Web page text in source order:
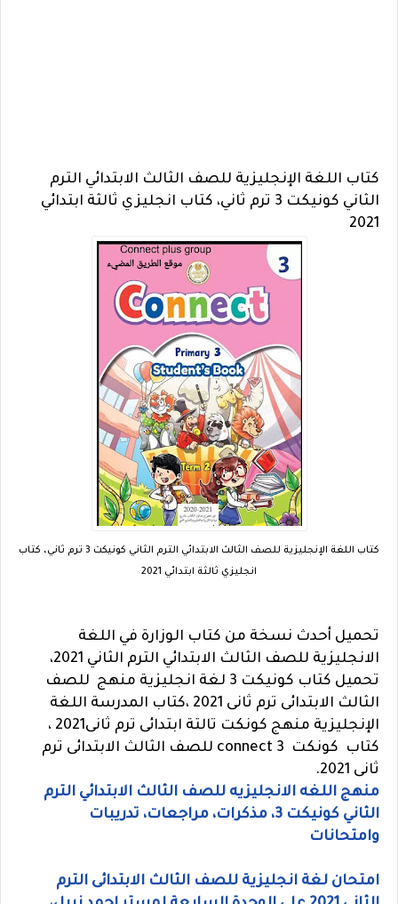
كتاب اللغة الإنجليزية للصف الثالث الابتدائي الترم
الثاني كونيكت 3 ترم ثاني، كتاب انجليزي ثالثة ابتدائي
2021
كتاب اللغة الإنجليزية للصف الثالث الابتدائي الترم الثاني كونيكت 3 ترم ثاني، كتاب
انجليزي ثالثة ابتدائي 2021
تحميل أحدث نسخة من كتاب الوزارة في اللغة
الانجليزية للصف الثالث الابتدائي الترم الثاني 2021،
تحميل كتاب كونيكت 3 لغة انجليزية منهج للصف
الثالث الابتدائى ترم ثانى 2021 ،كتاب المدرسة اللغة
الإنجليزية منهج كونكت تالتة ابتدائى ترم ثانى2021 ،
كتاب كونكت connect 3 للصف الثالث الابتدائى ترم
ثانى 2021.
منهج اللغه الانجليزيه للصف الثالث الابتدائي الترم
الثاني كونيكت 3، مذكرات، مراجعات، تدريبات
وامتحانات
امتحان لغة انجليزية للصف الثالث الابتدائى الترم